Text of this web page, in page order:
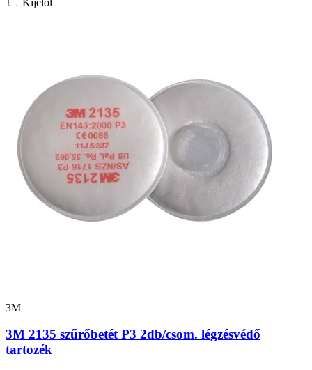
3M
3M 2135 szűrőbetét P3 2db/csom. légzésvédő
tartozék